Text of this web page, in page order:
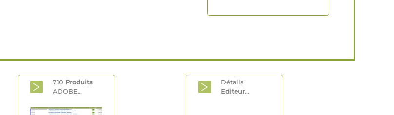
710 Produits
ADOBE...
Détails
Editeur...